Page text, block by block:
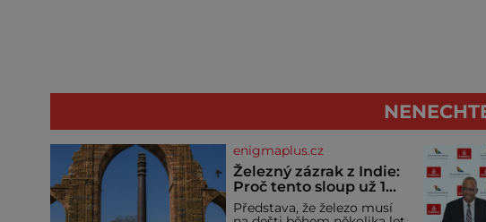
enigmaplus.cz
Železný zázrak z Indie:
Proč tento sloup už 1
600 let nezná rez?
Představa, že železo musí